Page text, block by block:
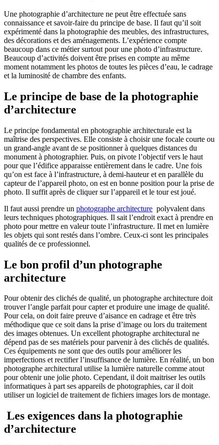
Une photographie d’architecture ne peut être effectuée sans
connaissance et savoir-faire du principe de base. Il faut qu’il soit
expérimenté dans la photographie des meubles, des infrastructures,
des décorations et des aménagements. L’expérience compte
beaucoup dans ce métier surtout pour une photo d’infrastructure.
Beaucoup d’activités doivent être prises en compte au même
moment notamment les photos de toutes les pièces d’eau, le cadrage
et la luminosité de chambre des enfants.
Le principe de base de la photographie
d’architecture
Le principe fondamental en photographie architecturale est la
maîtrise des perspectives. Elle consiste à choisir une focale courte ou
un grand-angle avant de se positionner à quelques distances du
monument à photographier. Puis, on pivote l’objectif vers le haut
pour que l’édifice apparaisse entièrement dans le cadre. Une fois
qu’on est face à l’infrastructure, à demi-hauteur et en parallèle du
capteur de l’appareil photo, on est en bonne position pour la prise de
photo. Il suffit après de cliquer sur l’appareil et le tour est joué.
Il faut aussi prendre un photographe architecture polyvalent dans
leurs techniques photographiques. Il sait l’endroit exact à prendre en
photo pour mettre en valeur toute l’infrastructure. Il met en lumière
les objets qui sont restés dans l’ombre. Ceux-ci sont les principales
qualités de ce professionnel.
Le bon profil d’un photographe
architecture
Pour obtenir des clichés de qualité, un photographe architecture doit
trouver l’angle parfait pour capter et produire une image de qualité.
Pour cela, on doit faire preuve d’aisance en cadrage et être très
méthodique que ce soit dans la prise d’image ou lors du traitement
des images obtenues. Un excellent photographe architectural ne
dépend pas de ses matériels pour parvenir à des clichés de qualités.
Ces équipements ne sont que des outils pour améliorer les
imperfections et rectifier l’insuffisance de lumière. En réalité, un bon
photographe architectural utilise la lumière naturelle comme atout
pour obtenir une jolie photo. Cependant, il doit maitriser les outils
informatiques à part ses appareils de photographies, car il doit
utiliser un logiciel de traitement de fichiers images lors de montage.
Les exigences dans la photographie
d’architecture